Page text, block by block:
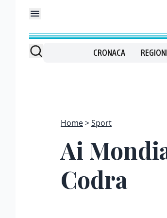
CRONACA
Home Sport
Ai
Codra